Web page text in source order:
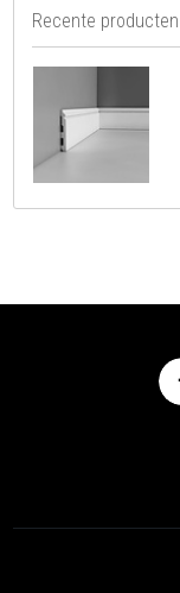
Recente producten